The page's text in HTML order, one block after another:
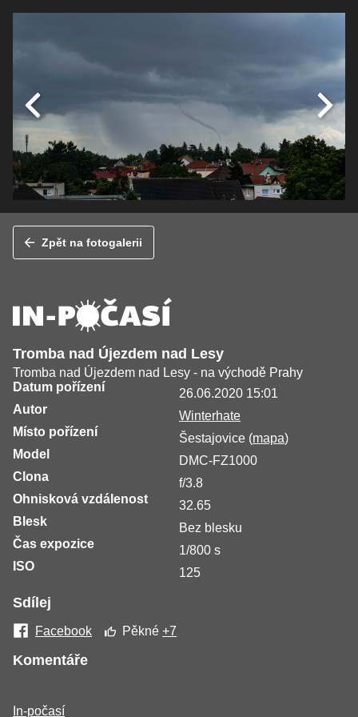
Zpět na fotogalerii
Tromba nad Újezdem nad Lesy
Tromba nad Újezdem nad Lesy - na východě Prahy
Datum pořízení
26.06.2020 15:01
Autor
Winterhate
Místo pořízení
Šestajovice (mapa)
Model
DMC-FZ1000
Clona
f/3.8
Ohnisková vzdálenost
32.65
Blesk
Bez blesku
Čas expozice
1/800 s
ISO
125
Sdílej
Facebook Pěkné+7
Komentáře
In-počasí